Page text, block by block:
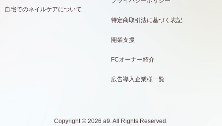
自宅でのネイルケアについて
特定商取引法に基づく表記
開業支援
FCオーナー紹介
広告導入企業様一覧
Copyright © 2026 a9. All Rights Reserved.